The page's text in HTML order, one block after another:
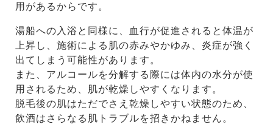
用があるからです。
湯船への入浴と同様に、血行が促進されると体温が
上昇し、施術による肌の赤みやかゆみ、炎症が強く
出てしまう可能性があります。
また、アルコールを分解する際には体内の水分が使
用されるため、肌が乾燥しやすくなります。
脱毛後の肌はただでさえ乾燥しやすい状態のため、
飲酒はさらなる肌トラブルを招きかねません。